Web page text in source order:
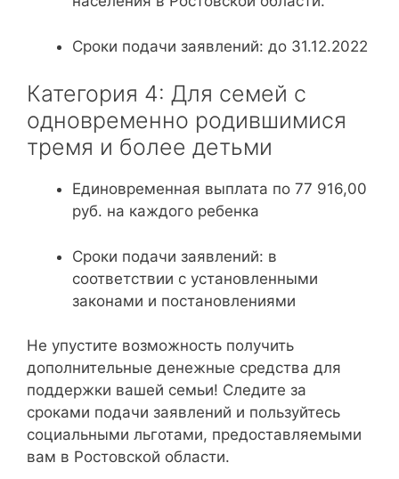
Сроки подачи заявлений: до 31.12.2022
Категория 4: Для семей с
одновременно родившимися
тремя и более детьми
Единовременная выплата по 77 916,00
руб. на каждого ребенка
Сроки подачи заявлений: в
соответствии с установленными
законами и постановлениями
Не упустите возможность получить
дополнительные денежные средства для
поддержки вашей семьи! Следите за
сроками подачи заявлений и пользуйтесь
социальными льготами, предоставляемыми
вам в Ростовской области.